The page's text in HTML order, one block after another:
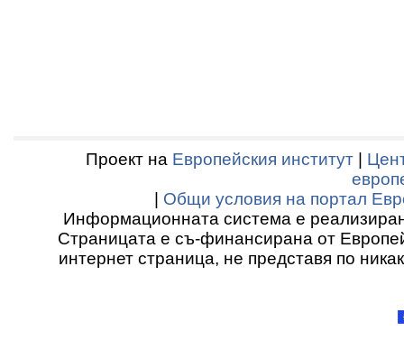
Проект на Европейския институт
Общи условия на портал
Информационната система е
Страницата е съ-финансирана от
интернет страница, не представя по